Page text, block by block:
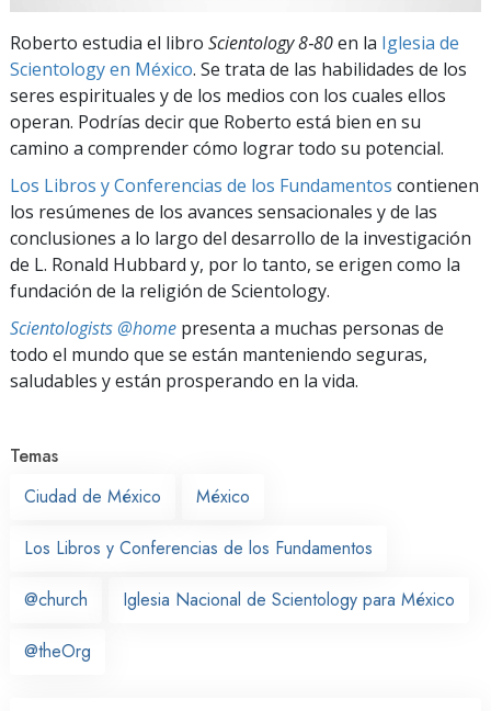
Roberto estudia el libro Scientology 8‑80en la Iglesia de
Scientology en México. Se trata de las habilidades de los
seres espirituales y de los medios con los cuales ellos
operan. Podrías decir que Roberto está bien en su
camino a comprender cómo lograr todo su potencial.
Los Libros y Conferencias de los Fundamentos contienen
los resúmenes de los avances sensacionales y de las
conclusiones a lo largo del desarrollo de la investigación
de L. Ronald Hubbard y, por lo tanto, se erigen como la
fundación de la religión de Scientology.
Scientologists @home presenta a muchas personas de
todo el mundo que se están manteniendo seguras,
saludables y están prosperando en la vida.
Temas
Ciudad de México
México
Los Libros y Conferencias de los Fundamentos
@church Iglesia Nacional de Scientology para México
@theOrg